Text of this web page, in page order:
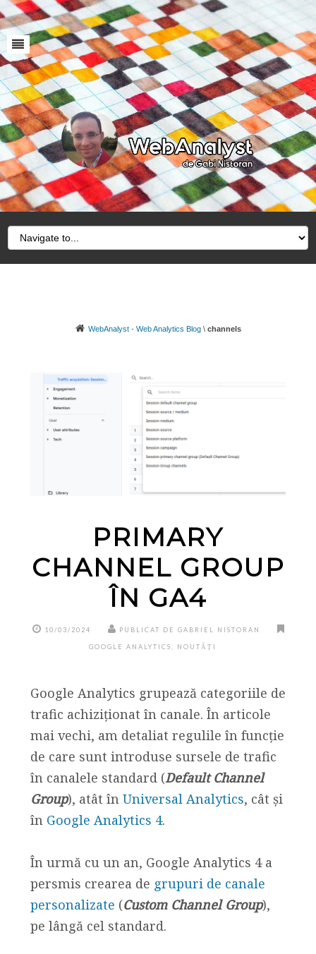
WebAnalyst - Web Analytics Blog\ channels
PRIMARY
CHANNEL GROUP
ÎN GA4
10/03/2024 PUBLICAT DE GABRIEL NISTORAN
GOOGLE ANALYTICS NOUTĂȚI
Google Analytics grupează categoriile de
trafic achiziționat în canale. În articole
mai vechi, am detaliat regulile în funcție
de care sunt introduse sursele de trafic
în canalele standard (Default Channel
Group), atât în Universal Analytics, cât și
în Google Analytics 4.
În urmă cu un an, Google Analytics 4 a
persmis crearea de grupuri de canale
personalizate (Custom Channel Group),
pe lângă cel standard.